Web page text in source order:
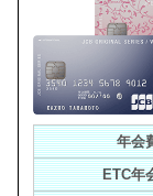
年会
ETC年